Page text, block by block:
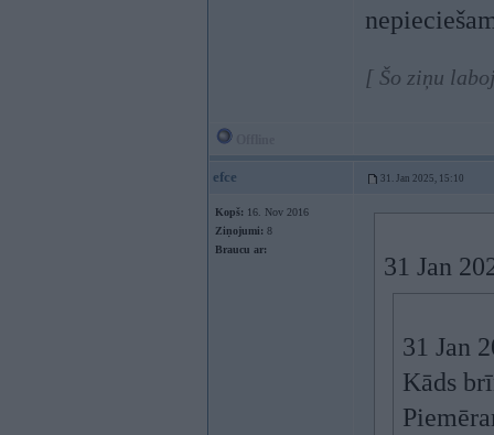
[ Šo ziņu
efce 31. Jan 2025, 15:10
Kopš: 16. Nov 2016
Ziņojumi: 8
Braucu ar:
31 Jan
31 Jan
Kāds